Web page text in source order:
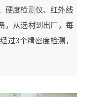
硬度检测仪、红外线
，从选材到出厂，每
过3个精密度检测，